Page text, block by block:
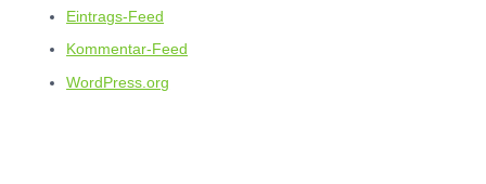
Eintrags-Feed
Kommentar-Feed
WordPress.org